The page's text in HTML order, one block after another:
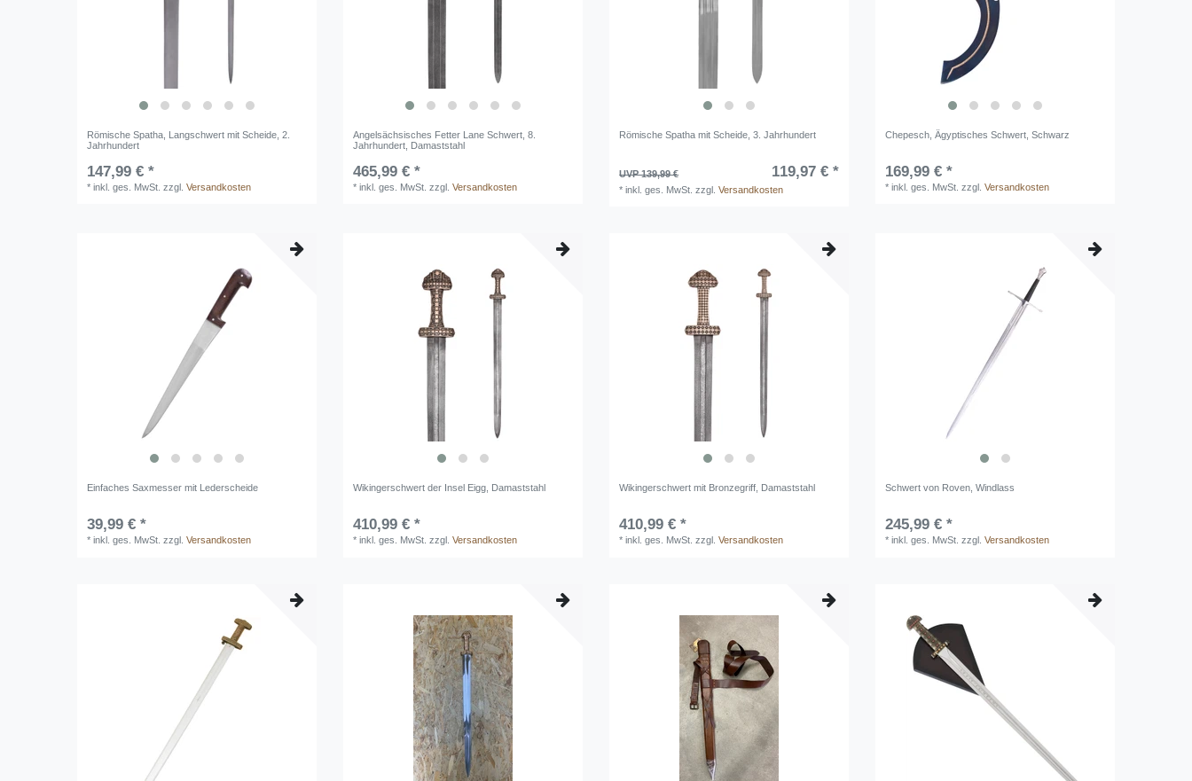
Römische Spatha, Langschwert mit Scheide, 2.
Jahrhundert
147,99 € *
*inkl. ges. MwSt. zzgl.Versandkosten
Angelsächsisches Fetter Lane Schwert, 8.
Jahrhundert, Damaststahl
465,99 € *
*inkl. ges. MwSt. zzgl.Versandkosten
Römische Spatha mit Scheide, 3. Jahrhundert
UVP 139,99 € 119,97 € *
*inkl. ges. MwSt. zzgl.Versandkosten
Chepesch, Ägyptisches Schwert, Schwarz
169,99 € *
*inkl. ges. MwSt. zzgl.Versandkosten
Einfaches Saxmesser mit Lederscheide
39,99 € *
*inkl. ges. MwSt. zzgl.Versandkosten
Wikingerschwert der Insel Eigg, Damaststahl
410,99 € *
*inkl. ges. MwSt. zzgl.Versandkosten
Wikingerschwert mit Bronzegriff, Damaststahl
410,99 € *
*inkl. ges. MwSt. zzgl.Versandkosten
Schwert von Roven, Windlass
245,99 € *
*inkl. ges. MwSt. zzgl.Versandkosten